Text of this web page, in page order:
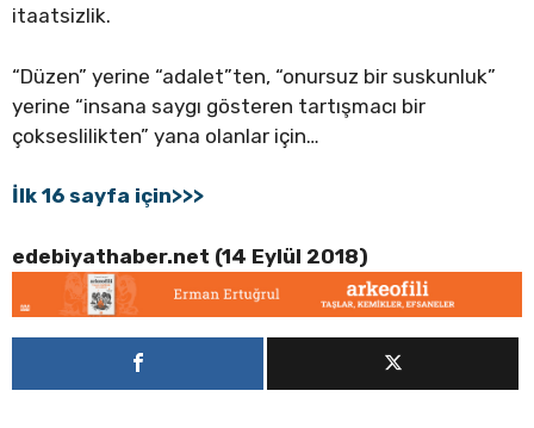
itaatsizlik.
“Düzen” yerine “adalet”ten, “onursuz bir suskunluk”
yerine “insana saygı gösteren tartışmacı bir
çokseslilikten” yana olanlar için…
İlk 16 sayfa için>>>
edebiyathaber.net (14 Eylül 2018)